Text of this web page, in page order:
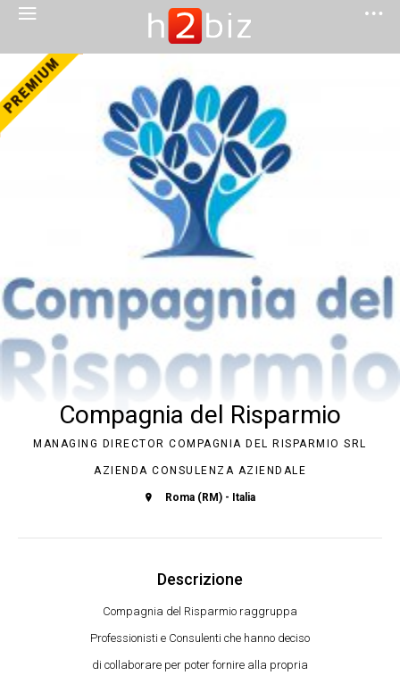
Compagnia del Risparmio
MANAGING DIRECTOR COMPAGNIA DEL RISPARMIO SRL
AZIENDA CONSULENZA AZIENDALE
Roma (RM) - Italia
Descrizione
Compagnia del Risparmio raggruppa
Professionisti e Consulenti che hanno deciso
di collaborare per poter fornire alla propria